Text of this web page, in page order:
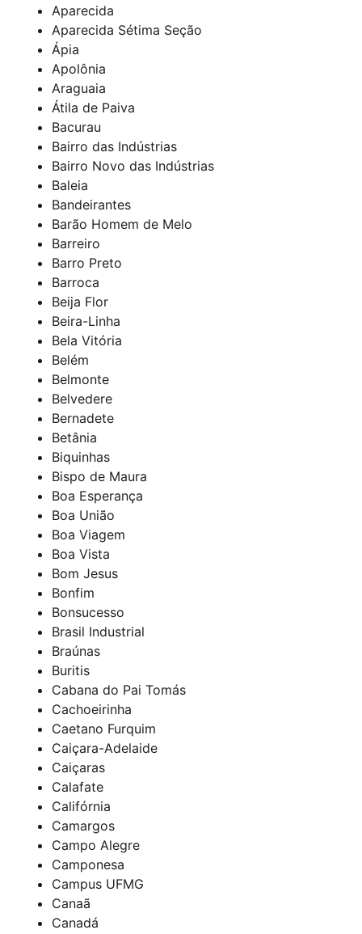
Aparecida
Aparecida Sétima Seção
Ápia
Apolônia
Araguaia
Átila de Paiva
Bacurau
Bairro das Indústrias
Bairro Novo das Indústrias
Baleia
Bandeirantes
Barão Homem de Melo
Barreiro
Barro Preto
Barroca
Beija Flor
Beira-Linha
Bela Vitória
Belém
Belmonte
Belvedere
Bernadete
Betânia
Biquinhas
Bispo de Maura
Boa Esperança
Boa União
Boa Viagem
Boa Vista
Bom Jesus
Bonfim
Bonsucesso
Brasil Industrial
Braúnas
Buritis
Cabana do Pai Tomás
Cachoeirinha
Caetano Furquim
Caiçara-Adelaide
Caiçaras
Calafate
Califórnia
Camargos
Campo Alegre
Camponesa
Campus UFMG
Canaã
Canadá